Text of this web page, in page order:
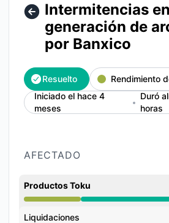
Intermitencias
generación de
por Banxico
Resuelto
Rendimiento
Iniciado el hace 4
meses
Duró
horas
AFECTADO
Productos Toku
Rendimiento degradado de
Liquidaciones